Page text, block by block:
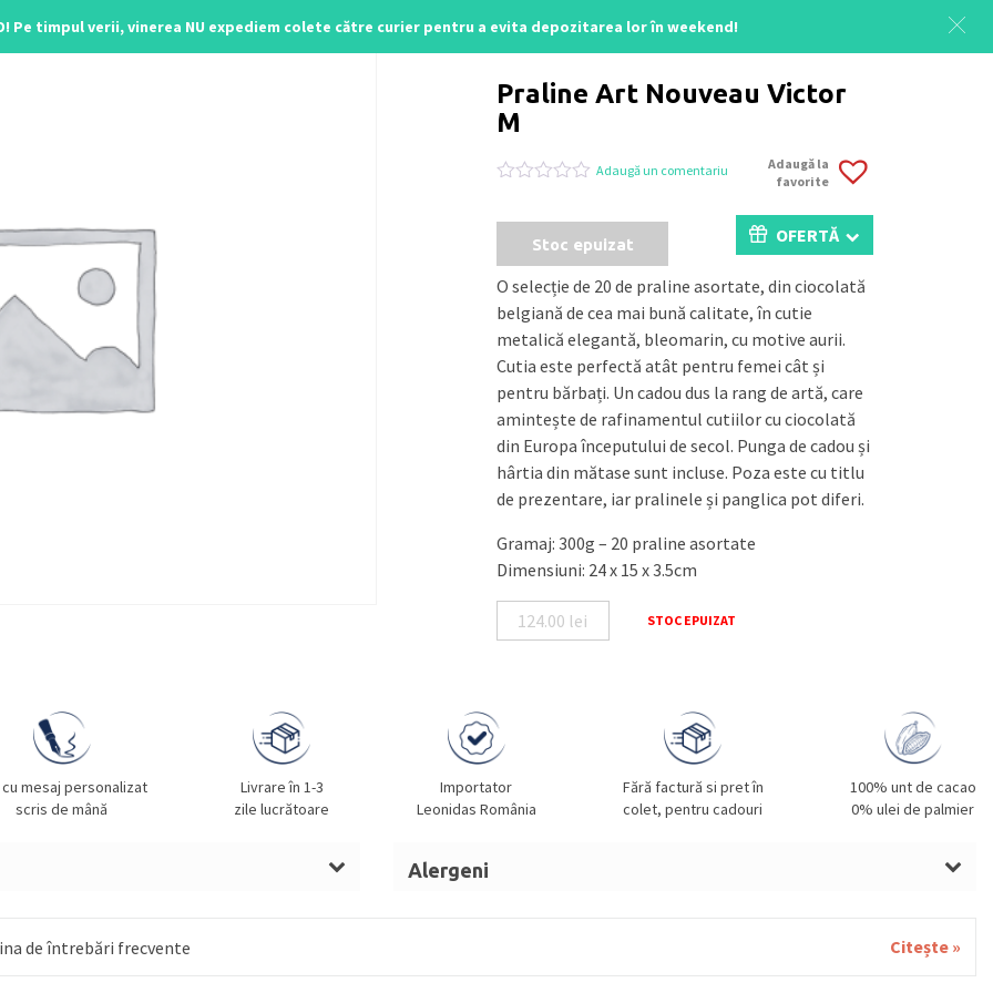
Pe timpul verii, vinerea NU expediem colete către curier pentru a evita depozitarea lor în weekend!
Praline Art Nouveau Victor
M
5
pe
a
evaluări
la
clienți
Adaugă un comentariu
Adaugă la
favorite
Stoc epuizat OFERTĂ
O selecție de 20 de praline asortate, din ciocolată
belgiană de cea mai bună calitate, în cutie
metalică elegantă, bleomarin, cu motive aurii.
Cutia este perfectă atât pentru femei cât și
pentru bărbați. Un cadou dus la rang de artă, care
amintește de rafinamentul cutiilor cu ciocolată
din Europa începutului de secol. Punga de cadou și
hârtia din mătase sunt incluse. Poza este cu titlu
de prezentare, iar pralinele și panglica pot diferi.
Gramaj: 300g – 20 praline asortate
Dimensiuni: 24 x 15 x 3.5cm
124.00 lei STOC EPUIZAT
cu mesaj personalizat
scris de mână
Livrare în 1-3
zile lucrătoare
Importator
Leonidas România
Fără factură si pret în
colet, pentru cadouri
100% unt de cacao
0% ulei de palmier
de glucoza,unt (lapte),
Alergeni
de întrebări frecvente Citește »